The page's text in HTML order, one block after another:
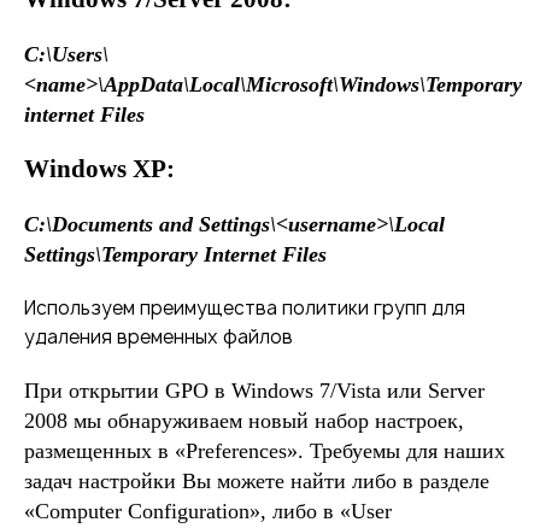
C:\Users\
<name>\AppData\Local\Microsoft\Windows\Temporary
internet Files
Windows XP:
C:\Documents and Settings\<username>\Local
Settings\Temporary Internet Files
Используем преимущества политики групп для
удаления временных файлов
При открытии GPO в Windows 7/Vista или Server
2008 мы обнаруживаем новый набор настроек,
размещенных в «Preferences». Требуемы для наших
задач настройки Вы можете найти либо в разделе
«Computer Configuration», либо в «User